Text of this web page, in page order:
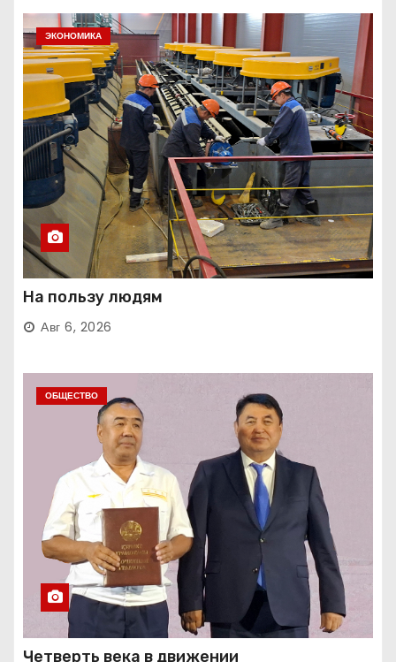
ЭКОНОМИКА
На пользу людям
Авг 6, 2026
ОБЩЕСТВО
Четверть века в движении